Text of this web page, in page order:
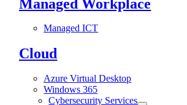
Managed Workplace
Managed ICT
Cloud
Azure Virtual Desktop
Windows 365
Cybersecurity Services